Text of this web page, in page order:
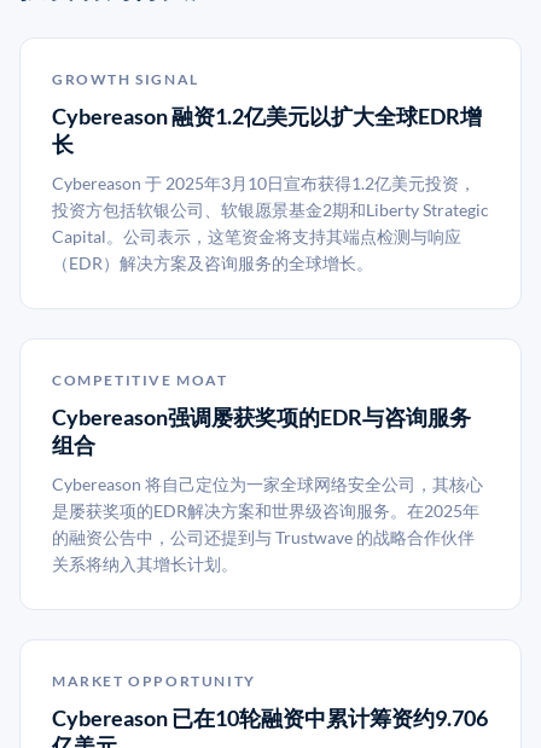
GROWTH SIGNAL
Cybereason 融资1.2亿美元以扩大全球EDR增
长
Cybereason 于 2025年3月10日宣布获得1.2亿美元投资，
投资方包括软银公司、软银愿景基金2期和Liberty Strategic
Capital。公司表示，这笔资金将支持其端点检测与响应
（EDR）解决方案及咨询服务的全球增长。
COMPETITIVE MOAT
Cybereason强调屡获奖项的EDR与咨询服务
组合
Cybereason 将自己定位为一家全球网络安全公司，其核心
是屡获奖项的EDR解决方案和世界级咨询服务。在2025年
的融资公告中，公司还提到与 Trustwave 的战略合作伙伴
关系将纳入其增长计划。
MARKET OPPORTUNITY
Cybereason 已在10轮融资中累计筹资约9.706